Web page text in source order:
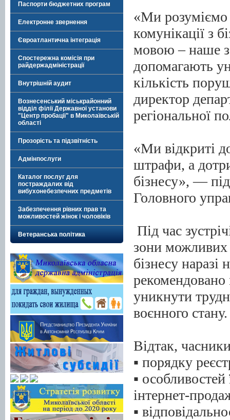
Паспорти бюджетних програм
Електронне звернення
Євроатлантична інтеграція
Спостережна комісія при
райдержадміністрації
Внутрішній аудит
Вознесенський міськрайонний
відділ філії Державної установи
"Центр пробації" в Миколаївській
області
Прозорість та підзвітність
Адмінпослуги
Каталог послуг для
постраждалих від
вибухонебезпечних предметів
Забезпечення рівних прав та
можливостей жінок і чоловіків
Ветеранська політика
«Ми розуміємо
комунікації з
мовою – наше
допомагають
кількість
директор
регіональної
«Ми відкриті
штрафи, а
бізнесу», —
Головного
Під час
зони можливих
бізнесу
уникнути
воєнного стану.
Відтак,
▪️ порядку
▪️ особливостей
інтернет-
▪️